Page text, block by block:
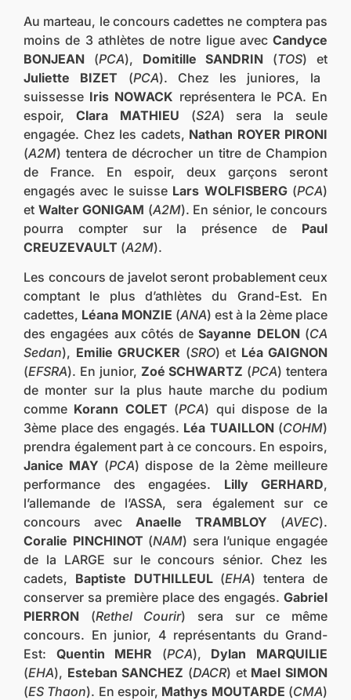
Au marteau, le concours cadettes ne comptera pas
moins de 3 athlètes de notre ligue avec Candyce
BONJEAN (PCA), Domitille SANDRIN (TOS) et
Juliette BIZET (PCA). Chez les juniores, la
suissesse Iris NOWACK représentera le PCA. En
espoir, Clara MATHIEU (S2A) sera la seule
engagée. Chez les cadets, Nathan ROYER PIRONI
(A2M) tentera de décrocher un titre de Champion
de France. En espoir, deux garçons seront
engagés avec le suisse Lars WOLFISBERG (PCA)
et Walter GONIGAM (A2M). En sénior, le concours
pourra compter sur la présence de Paul
CREUZEVAULT (A2M).
Les concours de javelot seront probablement ceux
comptant le plus d’athlètes du Grand-Est. En
cadettes, Léana MONZIE (ANA) est à la 2ème place
des engagées aux côtés deSayanne DELON(CA
Sedan), Emilie GRUCKER (SRO) et Léa GAIGNON
(EFSRA). En junior, Zoé SCHWARTZ (PCA) tentera
de monter sur la plus haute marche du podium
comme Korann COLET (PCA) qui dispose de la
3ème place des engagés. Léa TUAILLON(COHM)
prendra également part à ce concours. En espoirs,
Janice MAY (PCA) dispose de la 2ème meilleure
performance des engagées. Lilly GERHARD,
l’allemande de l’ASSA, sera également sur ce
concours avec Anaelle TRAMBLOY (AVEC).
Coralie PINCHINOT (NAM) sera l’unique engagée
de la LARGE sur le concours sénior. Chez les
cadets, Baptiste DUTHILLEUL(EHA) tentera de
conserver sa première place des engagés. Gabriel
PIERRON (Rethel Courir) sera sur ce même
concours. En junior, 4 représentants du Grand-
Est: Quentin MEHR (PCA), Dylan MARQUILIE
(EHA), Esteban SANCHEZ (DACR) et Mael SIMON
(ES Thaon). En espoir, Mathys MOUTARDE (CMA)